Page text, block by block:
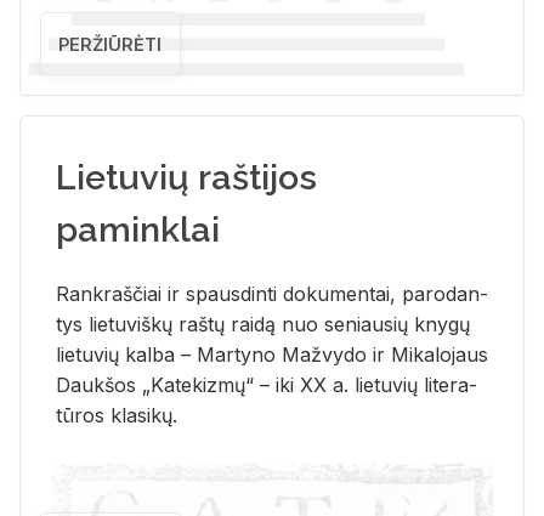
PERŽIŪRĖTI
Lietuvių raštijos
paminklai
Rank­raš­čiai ir spaus­din­ti do­ku­men­tai, pa­ro­dan­
tys lie­tu­viš­kų raš­tų rai­dą nuo se­niau­sių kny­gų
lie­tu­vių kal­ba – Mar­ty­no Ma­žvy­do ir Mi­ka­lo­jaus
Dauk­šos „Ka­te­kiz­mų“ – iki XX a. lie­tu­vių li­te­ra­
tū­ros kla­si­kų.